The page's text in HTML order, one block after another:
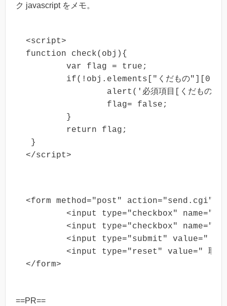
ク javascript をメモ。
<script>
function check(obj){
}
</script>
<form method="post" action="send.cgi"
</form>
==PR==